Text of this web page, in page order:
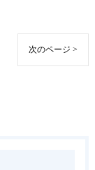
次のページ >